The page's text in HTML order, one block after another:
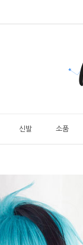
신발 소품